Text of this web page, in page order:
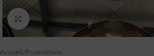
Click to enlarge
Accueil/Promotions